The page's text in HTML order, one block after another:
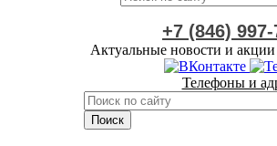
+7 (846)
Актуальные новости и
Телефоны и